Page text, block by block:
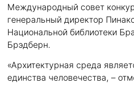
Международный совет
генеральный директор
Национальной библиотеки
Брэдберн.
«Архитектурная среда
единства человечества, –